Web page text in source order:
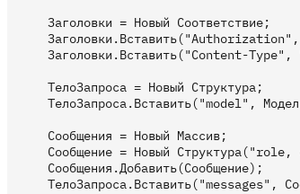
    Заголовки = Новый Соответствие;
Заголовки.Вставить("Content-Type",
    ТелоЗапроса = Новый Структура;
ТелоЗапроса.Вставить("model",
    Сообщения = Новый Массив;
Сообщение = Новый Структура("role,
    Сообщения.Добавить(Сообщение);
ТелоЗапроса.Вставить("messages",